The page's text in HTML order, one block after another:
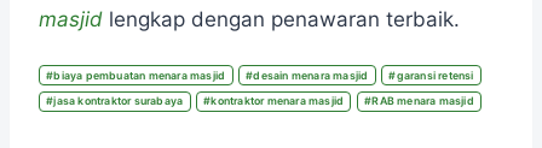
masjid lengkap dengan penawaran terbaik.
#biaya pembuatan menara masjid #desain menara masjid #garansi retensi
#jasa kontraktor surabaya #kontraktor menara masjid #RAB menara masjid